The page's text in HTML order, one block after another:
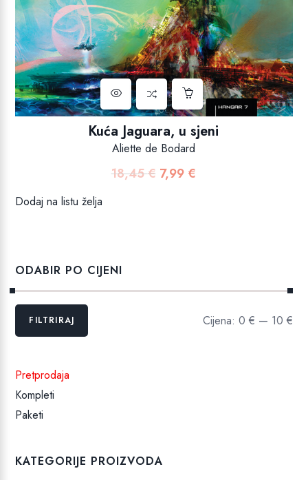
Kuća Jaguara, u sjeni
Aliette de Bodard
18,45€ Izvorna
7,99 €Trenutna
Dodaj na listu želja
ODABIR PO CIJENI
Min
MaksFILTRIRAJ Cijena: 0 € — 10 €
Pretprodaja
Kompleti
Paketi
KATEGORIJE PROIZVODA